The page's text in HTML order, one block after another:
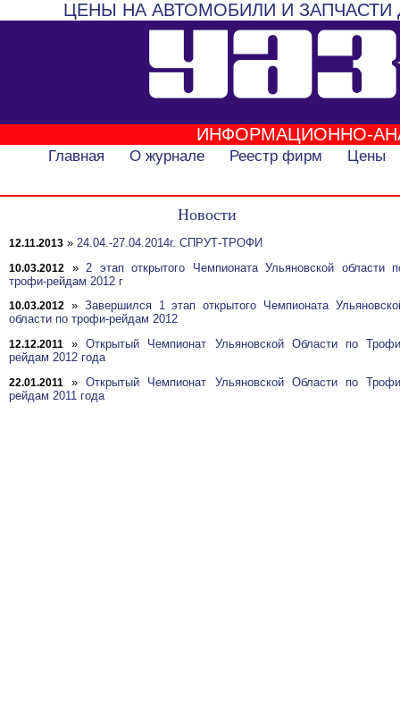
ЦЕНЫ НА АВТОМОБИЛИ И
ИНФОРМАЦИОННО-
Главная О журнале Реестр фирм Цены
Новости
12.11.2013 » 24.04.-27.04.2014г. СПРУТ-ТРОФИ
10.03.2012 » 2 этап открытого Чемпионата Ульяновской области
трофи-рейдам 2012 г
10.03.2012 » Завершился 1 этап открытого Чемпионата
области по трофи-рейдам 2012
12.12.2011 »Открытый Чемпионат Ульяновской Области по
рейдам 2012 года
22.01.2011 »Открытый Чемпионат Ульяновской Области по
рейдам 2011 года